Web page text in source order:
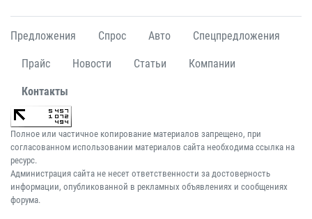
Предложения Спрос Авто Спецпредложения
Прайс Новости Статьи Компании
Контакты
Полное или частичное копирование материалов запрещено, при
согласованном использовании материалов сайта необходима ссылка на
ресурс.
Администрация сайта не несет ответственности за достоверность
информации, опубликованной в рекламных объявлениях и сообщениях
форума.